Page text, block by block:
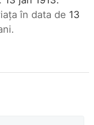
în data de 13